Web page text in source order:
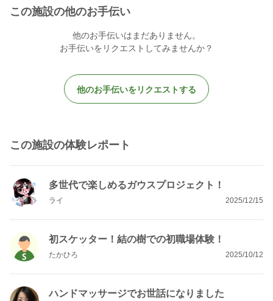
この施設の他のお手伝い
他のお手伝いはまだありません。
お手伝いをリクエストしてみませんか？
他のお手伝いをリクエストする
この施設の体験レポート
多世代で楽しめるガウスプロジェクト！
ライ 2025/12/15
初スケッター！結の樹での初職場体験！
たかひろ 2025/10/12
ハンドマッサージでお世話になりました